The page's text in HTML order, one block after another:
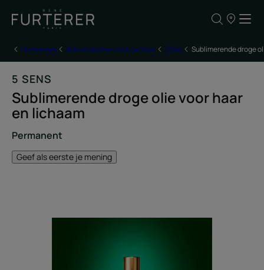
ONZE
Homepage
Alle producten voor uw haar Oliën Sublimerende droge
5 SENS
Sublimerende droge olie voor haar
en lichaam
Permanent
Geef als eerste je mening